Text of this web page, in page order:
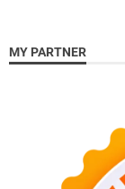
MY PARTNER